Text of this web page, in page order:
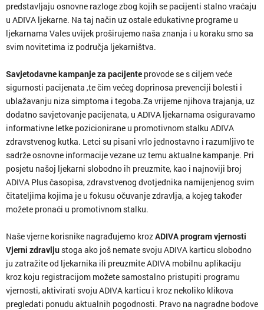
predstavljaju osnovne razloge zbog kojih se pacijenti stalno vraćaju
u ADIVA ljekarne. Na taj način uz ostale edukativne programe u
ljekarnama Vales uvijek proširujemo naša znanja i u koraku smo sa
svim novitetima iz područja ljekarništva.
Savjetodavne kampanje za pacijente provode se s ciljem veće
sigurnosti pacijenata ,te čim većeg doprinosa prevenciji bolesti i
ublažavanju niza simptoma i tegoba.Za vrijeme njihova trajanja, uz
dodatno savjetovanje pacijenata, u ADIVA ljekarnama osiguravamo
informativne letke pozicionirane u promotivnom stalku ADIVA
zdravstvenog kutka. Letci su pisani vrlo jednostavno i razumljivo te
sadrže osnovne informacije vezane uz temu aktualne kampanje. Pri
posjetu našoj ljekarni slobodno ih preuzmite, kao i najnoviji broj
ADIVA Plus časopisa, zdravstvenog dvotjednika namijenjenog svim
čitateljima kojima je u fokusu očuvanje zdravlja, a kojeg također
možete pronaći u promotivnom stalku.
Naše vjerne korisnike nagrađujemo krozADIVA program vjernosti
Vjerni zdravlju stoga ako još nemate svoju ADIVA karticu slobodno
ju zatražite od ljekarnika ili preuzmite ADIVA mobilnu aplikaciju
kroz koju registracijom možete samostalno pristupiti programu
vjernosti, aktivirati svoju ADIVA karticu i kroz nekoliko klikova
pregledati ponudu aktualnih pogodnosti. Pravo na nagradne bodove